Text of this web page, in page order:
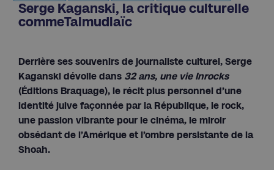
Serge Kaganski, la critique culturelle
commeTalmudlaïc
Derrière ses souvenirs de journaliste culturel, Serge
Kaganski dévoile dans 32 ans, une vie Inrocks
(Éditions Braquage), le récit plus personnel d’une
identité juive façonnée par la République, le rock,
une passion vibrante pour le cinéma, le miroir
obsédant de l’Amérique et l’ombre persistante de la
Shoah.